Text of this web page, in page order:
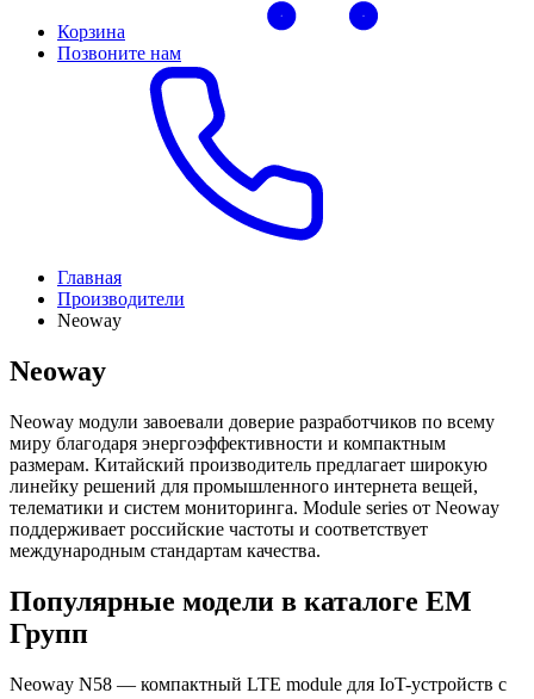
Корзина
Позвоните нам
Главная
Производители
Neoway
Neoway
Neoway модули завоевали доверие разработчиков по всему
миру благодаря энергоэффективности и компактным
размерам. Китайский производитель предлагает широкую
линейку решений для промышленного интернета вещей,
телематики и систем мониторинга. Module series от Neoway
поддерживает российские частоты и соответствует
международным стандартам качества.
Популярные модели в каталоге ЕМ
Групп
Neoway N58 — компактный LTE module для IoT-устройств с